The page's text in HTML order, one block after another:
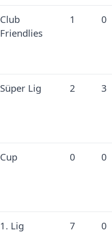
Club
Friendlies
1 0
Süper Lig 2 3
Cup 0 0
1. Lig 7 0